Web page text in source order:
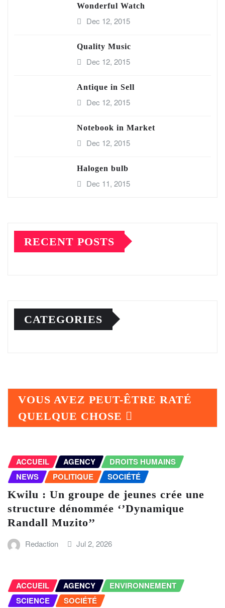
Wonderful Watch
Dec 12, 2015
Quality Music
Dec 12, 2015
Antique in Sell
Dec 12, 2015
Notebook in Market
Dec 12, 2015
Halogen bulb
Dec 11, 2015
RECENT POSTS
CATEGORIES
VOUS AVEZ PEUT-ÊTRE RATÉ
QUELQUE CHOSE
ACCUEIL AGENCY
DROITS HUMAINS
NEWS
POLITIQUE SOCIÉTÉ
Kwilu : Un groupe de jeunes crée une
structure dénommée ‘’Dynamique
Randall Muzito’’
Redaction Jul 2, 2026
ACCUEIL AGENCY
ENVIRONNEMENT
SCIENCE
SOCIÉTÉ